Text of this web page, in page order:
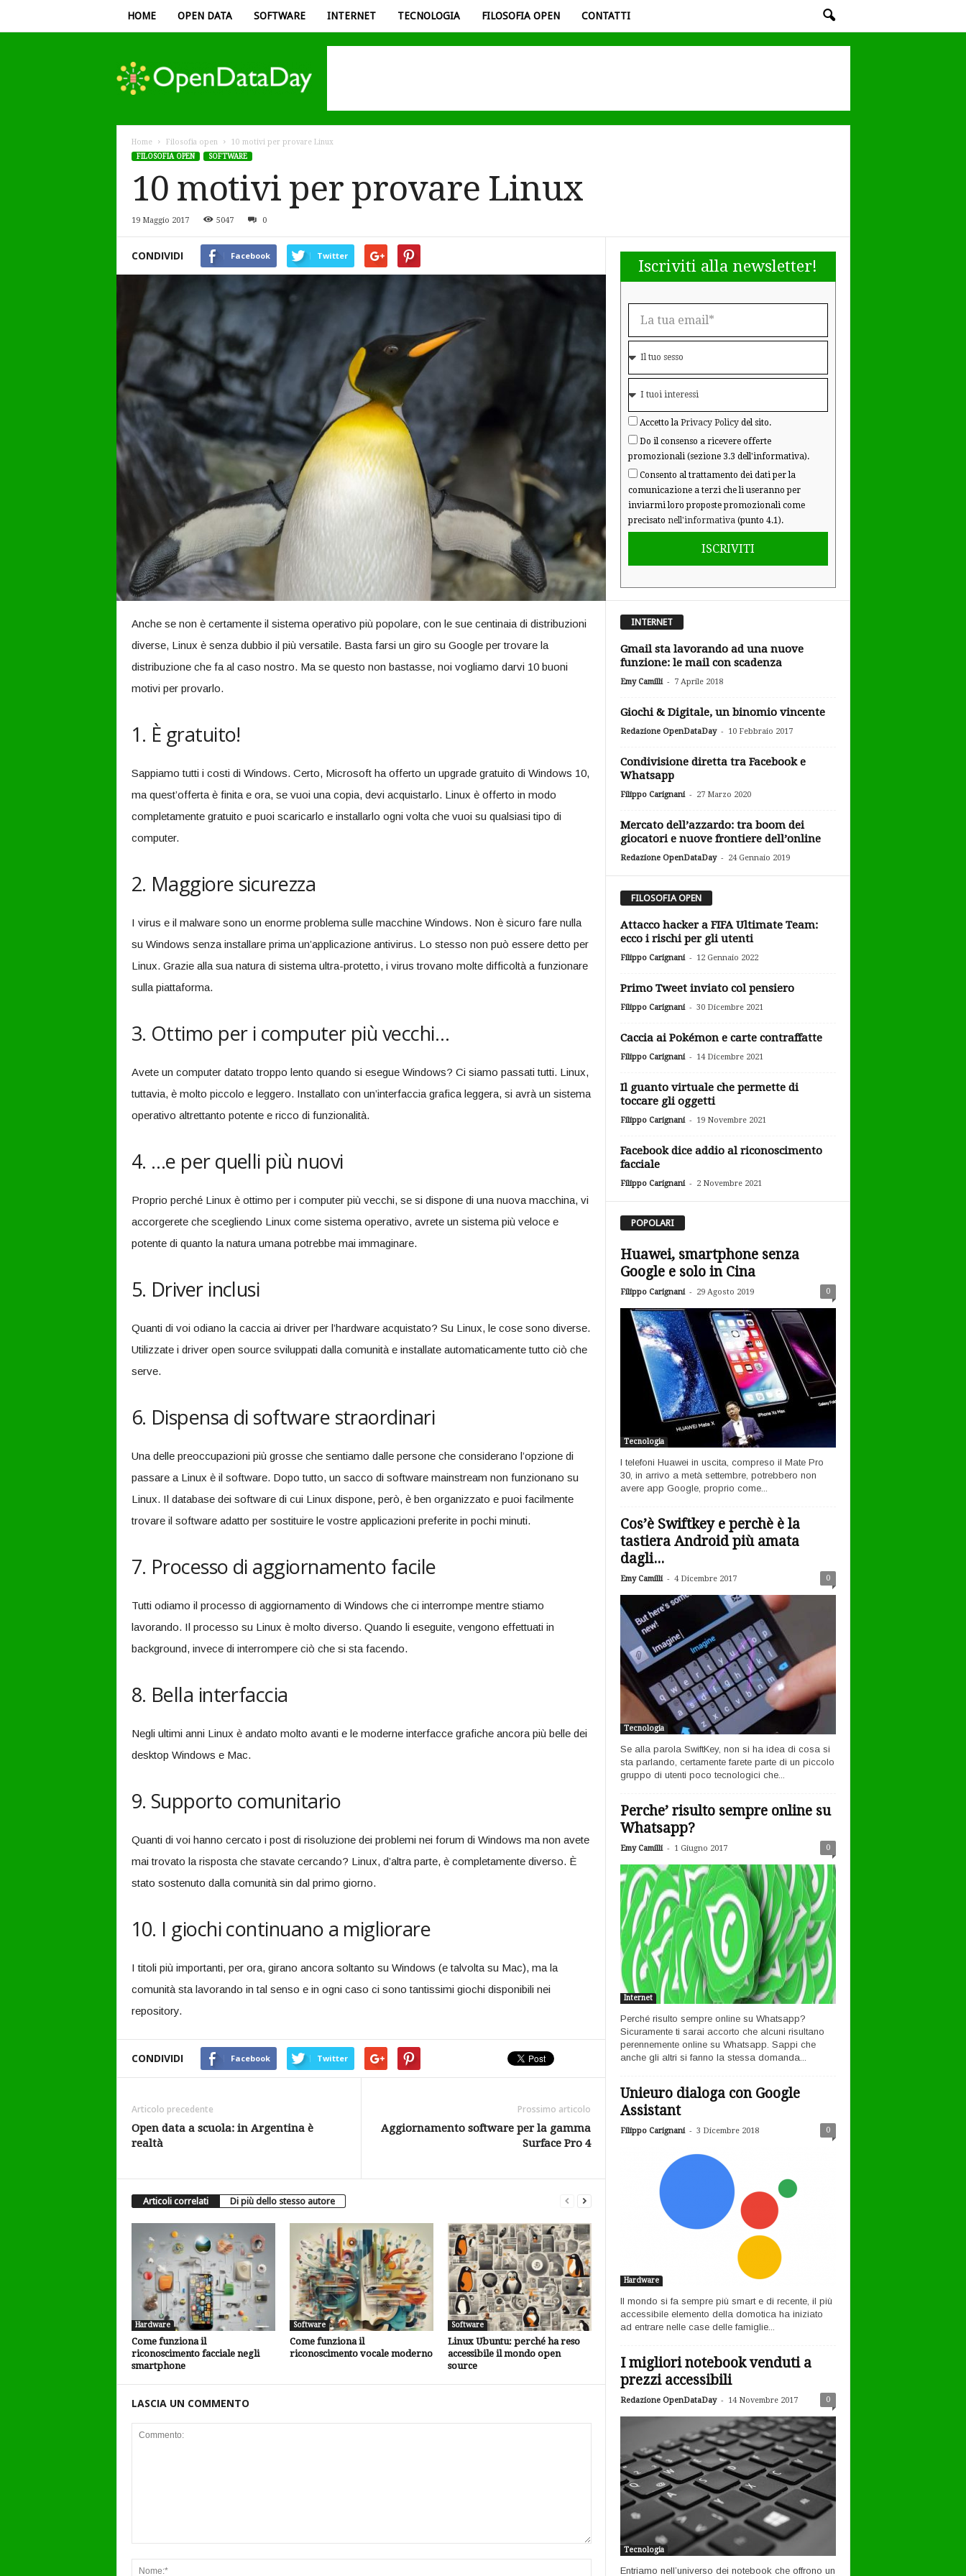
HOME OPEN DATA SOFTWARE INTERNET TECNOLOGIA FILOSOFIA OPEN CONTATTI
Data
Day
Home Filosofia open
10 motivi per provare Linux
FILOSOFIA OPEN
SOFTWARE
10 motivi per provare Linux
19 Maggio 2017 5047 0
CONDIVIDI Facebook Twitter
Anche se non è certamente il sistema operativo più popolare, con le sue centinaia di distribuzioni
diverse, Linux è senza dubbio il più versatile. Basta farsi un giro su Google per trovare la
distribuzione che fa al caso nostro. Ma se questo non bastasse, noi vogliamo darvi 10 buoni
motivi per provarlo.
1. È gratuito!
Sappiamo tutti i costi di Windows. Certo, Microsoft ha offerto un upgrade gratuito di Windows 10,
ma quest’offerta è finita e ora, se vuoi una copia, devi acquistarlo. Linux è offerto in modo
completamente gratuito e puoi scaricarlo e installarlo ogni volta che vuoi su qualsiasi tipo di
computer.
2. Maggiore sicurezza
I virus e il malware sono un enorme problema sulle macchine Windows. Non è sicuro fare nulla
su Windows senza installare prima un’applicazione antivirus. Lo stesso non può essere detto per
Linux. Grazie alla sua natura di sistema ultra-protetto, i virus trovano molte difficoltà a funzionare
sulla piattaforma.
3. Ottimo per i computer più vecchi…
Avete un computer datato troppo lento quando si esegue Windows? Ci siamo passati tutti. Linux,
tuttavia, è molto piccolo e leggero. Installato con un’interfaccia grafica leggera, si avrà un sistema
operativo altrettanto potente e ricco di funzionalità.
4. …e per quelli più nuovi
Proprio perché Linux è ottimo per i computer più vecchi, se si dispone di una nuova macchina, vi
accorgerete che scegliendo Linux come sistema operativo, avrete un sistema più veloce e
potente di quanto la natura umana potrebbe mai immaginare.
5. Driver inclusi
Quanti di voi odiano la caccia ai driver per l’hardware acquistato? Su Linux, le cose sono diverse.
Utilizzate i driver open source sviluppati dalla comunità e installate automaticamente tutto ciò che
serve.
6. Dispensa di software straordinari
Una delle preoccupazioni più grosse che sentiamo dalle persone che considerano l’opzione di
passare a Linux è il software. Dopo tutto, un sacco di software mainstream non funzionano su
Linux. Il database dei software di cui Linux dispone, però, è ben organizzato e puoi facilmente
trovare il software adatto per sostituire le vostre applicazioni preferite in pochi minuti.
7. Processo di aggiornamento facile
Tutti odiamo il processo di aggiornamento di Windows che ci interrompe mentre stiamo
lavorando. Il processo su Linux è molto diverso. Quando li eseguite, vengono effettuati in
background, invece di interrompere ciò che si sta facendo.
8. Bella interfaccia
Negli ultimi anni Linux è andato molto avanti e le moderne interfacce grafiche ancora più belle dei
desktop Windows e Mac.
9. Supporto comunitario
Quanti di voi hanno cercato i post di risoluzione dei problemi nei forum di Windows ma non avete
mai trovato la risposta che stavate cercando? Linux, d’altra parte, è completamente diverso. È
stato sostenuto dalla comunità sin dal primo giorno.
10. I giochi continuano a migliorare
I titoli più importanti, per ora, girano ancora soltanto su Windows (e talvolta su Mac), ma la
comunità sta lavorando in tal senso e in ogni caso ci sono tantissimi giochi disponibili nei
repository.
CONDIVIDI Facebook Twitter
Articolo precedente
Open data a scuola: in Argentina è
realtà
Prossimo articolo
Aggiornamento software per la gamma
Surface Pro 4
Articoli correlati Di più dello stesso autore
Hardware
Come funziona il
riconoscimento facciale negli
smartphone
Software
Come funziona il
riconoscimento vocale moderno
Software
Linux Ubuntu: perché ha reso
accessibile il mondo open
source
LASCIA UN COMMENTO
Iscriviti alla newsletter!
Accetto la Privacy Policydel sito.
Do il consenso a ricevere offerte
promozionali (sezione 3.3 dell'informativa).
Consento al trattamento dei dati per la
comunicazione a terzi che li useranno per
inviarmi loro proposte promozionali come
precisato nell'informativa(punto 4.1).
ISCRIVITI
INTERNET
Gmail sta lavorando ad una nuove
funzione: le mail con scadenza
Emy Camilli - 7 Aprile 2018
Giochi & Digitale, un binomio vincente
Redazione OpenDataDay - 10 Febbraio 2017
Condivisione diretta tra Facebook e
Whatsapp
Filippo Carignani - 27 Marzo 2020
Mercato dell’azzardo: tra boom dei
giocatori e nuove frontiere dell’online
Redazione OpenDataDay - 24 Gennaio 2019
FILOSOFIA OPEN
Attacco hacker a FIFA Ultimate Team:
ecco i rischi per gli utenti
Filippo Carignani - 12 Gennaio 2022
Primo Tweet inviato col pensiero
Filippo Carignani - 30 Dicembre 2021
Caccia ai Pokémon e carte contraffatte
Filippo Carignani - 14 Dicembre 2021
Il guanto virtuale che permette di
toccare gli oggetti
Filippo Carignani - 19 Novembre 2021
Facebook dice addio al riconoscimento
facciale
Filippo Carignani - 2 Novembre 2021
POPOLARI
Huawei, smartphone senza
Google e solo in Cina
Filippo Carignani - 29 Agosto 2019 0
Tecnologia
I telefoni Huawei in uscita, compreso il Mate Pro
30, in arrivo a metà settembre, potrebbero non
avere app Google, proprio come...
Cos’è Swiftkey e perchè è la
tastiera Android più amata
dagli...
Emy Camilli - 4 Dicembre 2017 0
Tecnologia
Se alla parola SwiftKey, non si ha idea di cosa si
sta parlando, certamente farete parte di un piccolo
gruppo di utenti poco tecnologici che...
Perche’ risulto sempre online su
Whatsapp?
Emy Camilli - 1 Giugno 2017 0
Internet
Perché risulto sempre online su Whatsapp?
Sicuramente ti sarai accorto che alcuni risultano
perennemente online su Whatsapp. Sappi che
anche gli altri si fanno la stessa domanda...
Unieuro dialoga con Google
Assistant
Filippo Carignani - 3 Dicembre 2018 0
Hardware
Il mondo si fa sempre più smart e di recente, il più
accessibile elemento della domotica ha iniziato
ad entrare nelle case delle famiglie...
I migliori notebook venduti a
prezzi accessibili
Redazione OpenDataDay - 14 Novembre 2017 0
Tecnologia
Entriamo nell’universo dei notebook che offrono un